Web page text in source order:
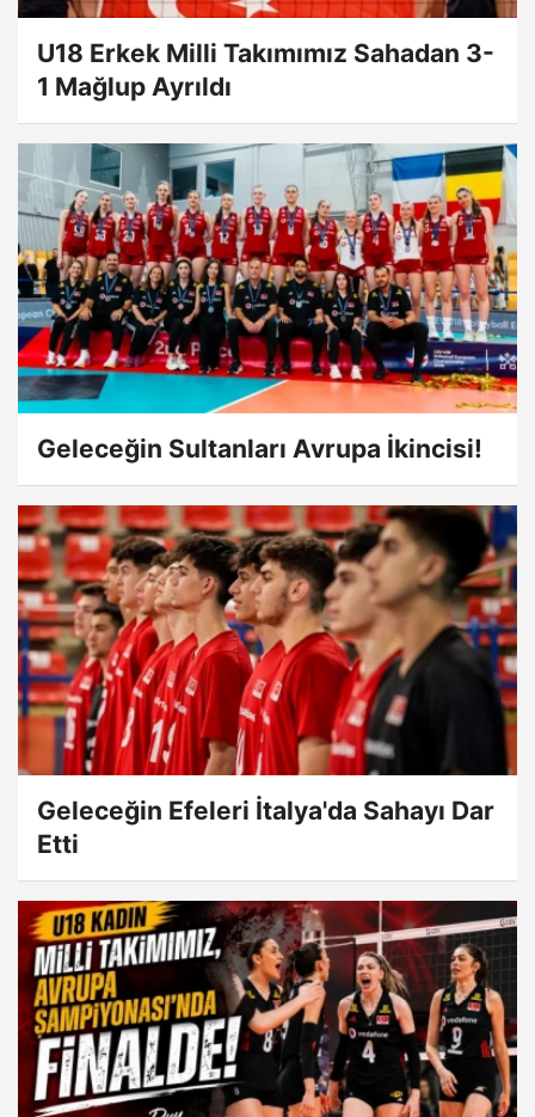
U18 Erkek Milli Takımımız Sahadan 3-
1 Mağlup Ayrıldı
Geleceğin Sultanları Avrupa İkincisi!
Geleceğin Efeleri İtalya'da Sahayı Dar
Etti